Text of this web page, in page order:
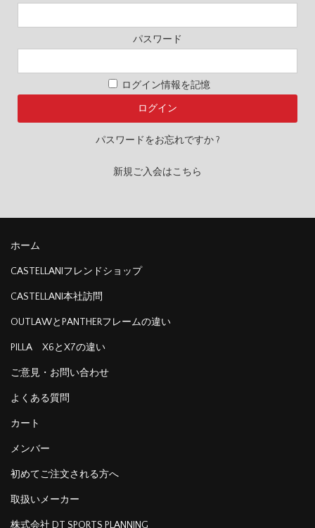
パスワード
ログイン情報を記憶
パスワードをお忘れですか ?
新規ご入会はこちら
ホーム
CASTELLANIフレンドショップ
CASTELLANI本社訪問
OUTLAWとPANTHERフレームの違い
PILLA X6とX7の違い
ご意見・お問い合わせ
よくある質問
カート
メンバー
初めてご注文される方へ
取扱いメーカー
株式会社 DT SPORTS PLANNING